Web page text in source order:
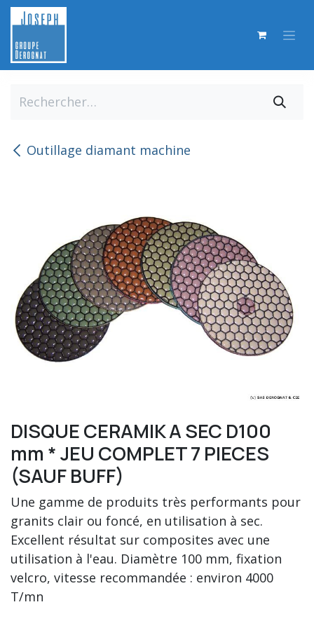
Se rendre au contenu
Outillage diamant machine
DISQUE CERAMIK A SEC D100
mm * JEU COMPLET 7 PIECES
(SAUF BUFF)
Une gamme de produits très performants pour
granits clair ou foncé, en utilisation à sec.
Excellent résultat sur composites avec une
utilisation à l'eau. Diamètre 100 mm, fixation
velcro, vitesse recommandée : environ 4000
T/mn